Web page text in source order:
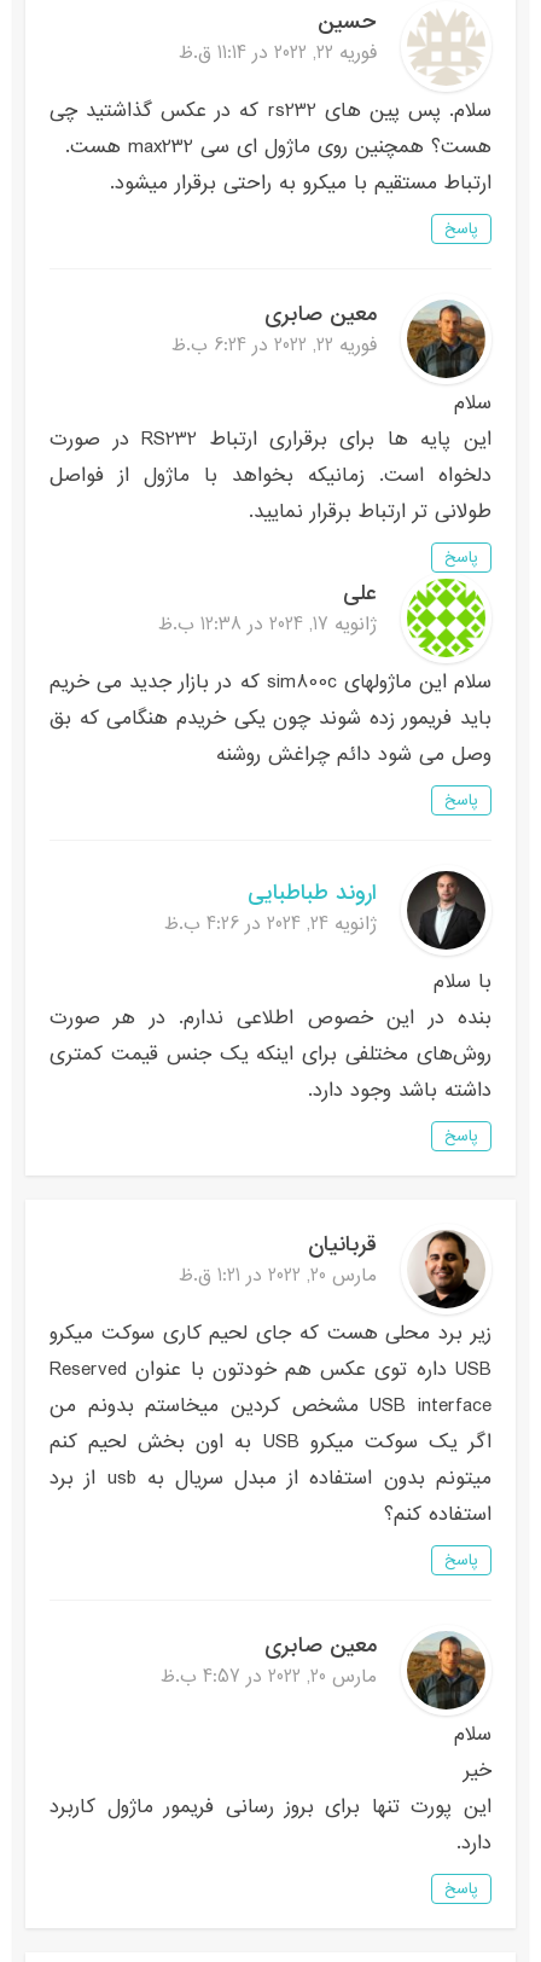
حسین
فوریه 22, 2022 در 11:14 ق.ظ
سلام. پس پین های rs232 که در عکس گذاشتید چی
هست؟ همچنین روی ماژول ای سی max232 هست.
ارتباط مستقیم با میکرو به راحتی برقرار میشود.
پاسخ
معین صابری
فوریه 22, 2022 در 6:24 ب.ظ
سلام
این پایه ها برای برقراری ارتباط RS232 در صورت
دلخواه است. زمانیکه بخواهد با ماژول از فواصل
طولانی تر ارتباط برقرار نمایید.
پاسخ
علی
ژانویه 17, 2024 در 12:38 ب.ظ
سلام این ماژولهای sim800c که در بازار جدید می خریم
باید فریمور زده شوند چون یکی خریدم هنگامی که بق
وصل می شود دائم چراغش روشنه
پاسخ
اروند طباطبایی
ژانویه 24, 2024 در 4:26 ب.ظ
با سلام
بنده در این خصوص اطلاعی ندارم. در هر صورت
روش‌های مختلفی برای اینکه یک جنس قیمت کمتری
داشته باشد وجود دارد.
پاسخ
قربانیان
مارس 20, 2022 در 1:21 ق.ظ
زیر برد محلی هست که جای لحیم کاری سوکت میکرو
USB داره توی عکس هم خودتون با عنوان Reserved
USB interface مشخص کردین میخاستم بدونم من
اگر یک سوکت میکرو USB به اون بخش لحیم کنم
میتونم بدون استفاده از مبدل سریال به usb از برد
استفاده کنم؟
پاسخ
معین صابری
مارس 20, 2022 در 4:57 ب.ظ
سلام
خیر
این پورت تنها برای بروز رسانی فریمور ماژول کاربرد
دارد.
پاسخ